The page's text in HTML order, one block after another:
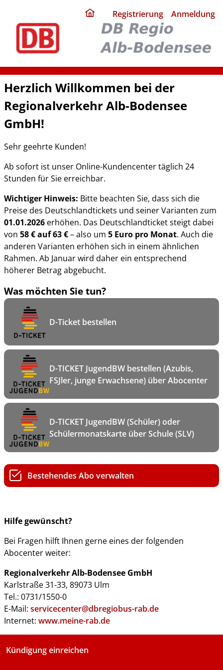
home
page
Registrierung Anmeldung
Herzlich Willkommen bei der
Regionalverkehr Alb-Bodensee
GmbH!
Sehr geehrte Kunden!
Ab sofort ist unser Online-Kundencenter täglich 24
Stunden für Sie erreichbar.
Wichtiger Hinweis: Bitte beachten Sie, dass sich die
Preise des Deutschlandtickets und seiner Varianten zum
01.01.2026 erhöhen. Das Deutschlandticket steigt dabei
von 58 € auf 63 €– also um 5 Euro pro Monat. Auch die
anderen Varianten erhöhen sich in einem ähnlichen
Rahmen. Ab Januar wird daher ein entsprechend
höherer Betrag abgebucht.
Was möchten Sie tun?
D-Ticket bestellen
D-TICKET JugendBW bestellen (Azubis,
FSJler, junge Erwachsene) über Abocenter
D-TICKET JugendBW (Schüler) oder
Schülermonatskarte über Schule (SLV)
Bestehendes Abo verwalten
Hilfe gewünscht?
Bei Fragen hilft Ihnen gerne eines der folgenden
Abocenter weiter:
Regionalverkehr Alb-Bodensee GmbH
Karlstraße 31-33, 89073 Ulm
Tel.: 0731/1550-0
E-Mail: servicecenter@dbregiobus-rab.de
Internet: www.meine-rab.de
Kündigung einreichen